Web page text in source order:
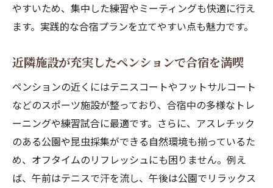
やすいため、集中した練習やミーティングも快適に行え
ます。実践的な合宿プランを立てやすい点も魅力です。
近隣施設が充実したペンションで合宿を満喫
ペンションの近くにはテニスコートやフットサルコート
などのスポーツ施設が整っており、合宿中の多様なトレ
ーニングや練習試合に最適です。さらに、アスレチック
のある公園や昆虫採集ができる自然環境も揃っているた
め、オフタイムのリフレッシュにも困りません。例え
ば、午前はテニスで汗を流し、午後は公園でリラックス